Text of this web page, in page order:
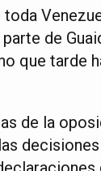
de
que tarde
de la